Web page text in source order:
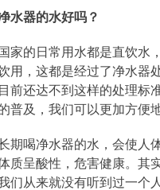
水器的水好吗？
家的日常用水都是直饮水
用，这都是经过了净水器
前还达不到这样的处理标
普及，我们可以更加方便
期喝净水器的水，会使人
质呈酸性，危害健康。其
们从来就没有听到过一个